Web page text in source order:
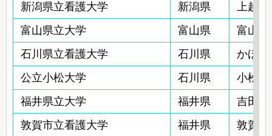
新潟県立看護大学
新潟県
上越
富山県立大学
富山県
富山市
石川県立看護大学
石川県
かほ
公立小松大学
石川県
小松
福井県立大学
福井県
吉田
敦賀市立看護大学
福井県
敦賀